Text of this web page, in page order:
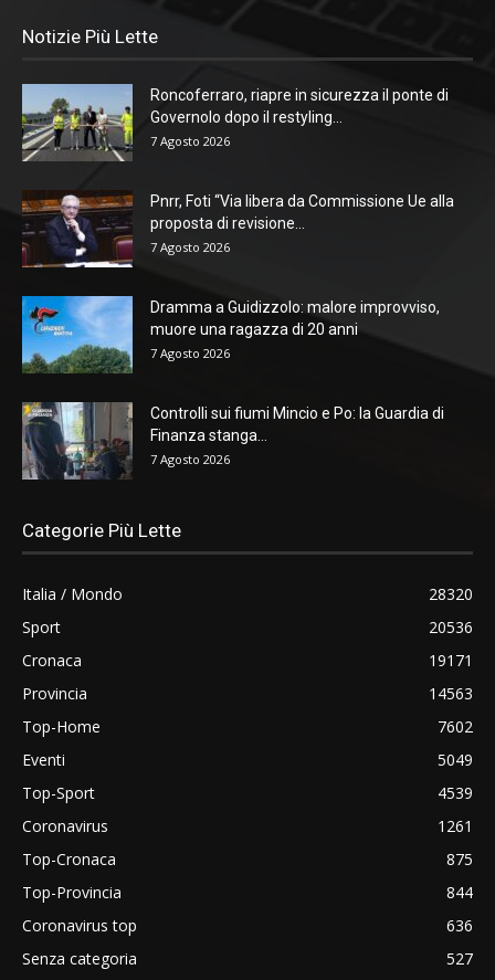
Notizie Più Lette
Roncoferraro, riapre in sicurezza il ponte di
Governolo dopo il restyling...
7 Agosto 2026
Pnrr, Foti “Via libera da Commissione Ue alla
proposta di revisione...
7 Agosto 2026
Dramma a Guidizzolo: malore improvviso,
muore una ragazza di 20 anni
7 Agosto 2026
Controlli sui fiumi Mincio e Po: la Guardia di
Finanza stanga...
7 Agosto 2026
Categorie Più Lette
Italia / Mondo
28320
Sport
20536
Cronaca
19171
Provincia
14563
Top-Home
7602
Eventi
5049
Top-Sport
4539
Coronavirus
1261
Top-Cronaca
875
Top-Provincia
844
Coronavirus top
636
Senza categoria
527